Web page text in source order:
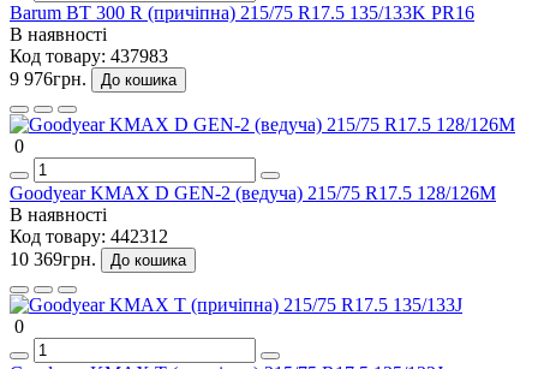
Barum BT 300 R (причіпна) 215/75 R17.5 135/133K PR16
В наявності
Код товару: 437983
9 976грн.
До кошика
0
Goodyear KMAX D GEN-2 (ведуча) 215/75 R17.5 128/126M
В наявності
Код товару: 442312
10 369грн.
До кошика
0